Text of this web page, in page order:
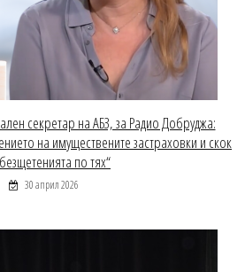
секретар на АБЗ, за Радио Добруджа:
на имуществените застраховки и скок
по тях“
30 април 2026